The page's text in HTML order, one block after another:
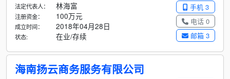
手机 3
电话 0
邮箱 3
法定代表人： 林海富
注册资金： 100万元
成立时间： 2018年04月28日
状态: 在业/存续
海南扬云商务服务有限公司